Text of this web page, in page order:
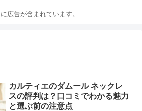
広告が含まれています。
カルティエのダムール ネックレ
スの評判は？口コミでわかる魅力
と選ぶ前の注意点